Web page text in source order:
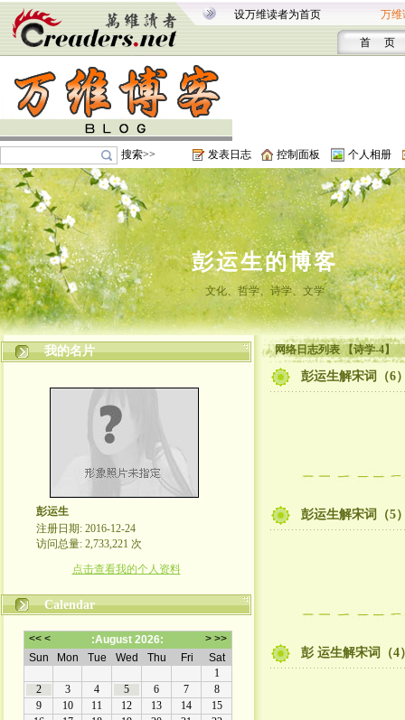
设万维读者为首页 万维
首 页
搜索>> 发表日志 控制面板 个人相册
彭运生的博客
文化、哲学、诗学、文学
我的名片
彭运生
注册日期: 2016-12-24
访问总量: 2,733,221 次
点击查看我的个人资料
Calendar
网络日志列表 【诗学-4】
彭运生解宋词（6
彭运生解宋词（5
彭 运生解宋词（4